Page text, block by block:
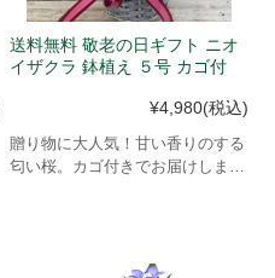
送料無料 敬老の日ギフト ニオ
イザクラ 鉢植え ５号 カゴ付
¥4,980(税込)
贈り物に大人気！甘い香りのする
匂い桜。カゴ付きでお届けしま